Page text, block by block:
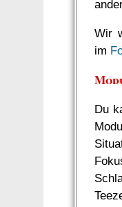
Wir
im
Du